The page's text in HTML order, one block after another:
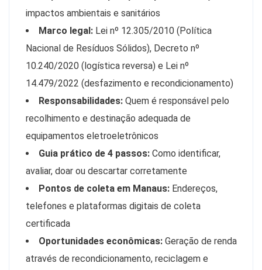
impactos ambientais e sanitários
Marco legal: Lei nº 12.305/2010 (Política
Nacional de Resíduos Sólidos), Decreto nº
10.240/2020 (logística reversa) e Lei nº
14.479/2022 (desfazimento e recondicionamento)
Responsabilidades: Quem é responsável pelo
recolhimento e destinação adequada de
equipamentos eletroeletrônicos
Guia prático de 4 passos: Como identificar,
avaliar, doar ou descartar corretamente
Pontos de coleta em Manaus: Endereços,
telefones e plataformas digitais de coleta
certificada
Oportunidades econômicas: Geração de renda
através de recondicionamento, reciclagem e